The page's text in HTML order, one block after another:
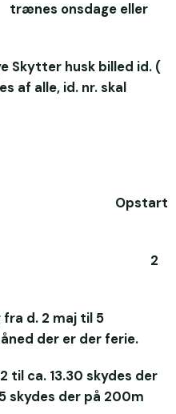
trænes onsdage eller
billed id. (
af alle, id. nr. skal
2 maj til 5
der er der ferie.
13.30 skydes der
skydes der på 200m